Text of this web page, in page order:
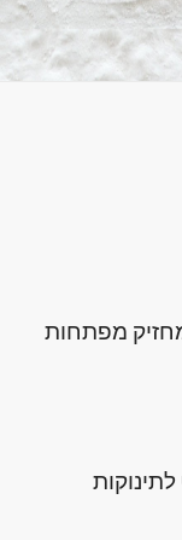
מחזיק מפתחות